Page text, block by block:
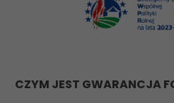
CZYM JEST GWARANCJA